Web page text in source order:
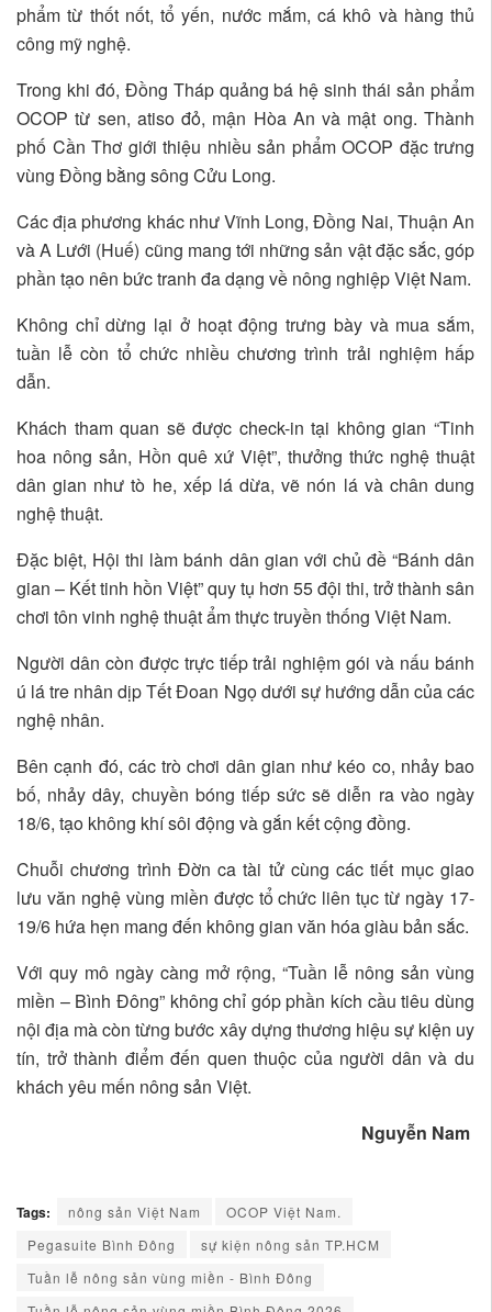
phẩm từ thốt nốt, tổ yến, nước mắm, cá khô và hàng thủ
công mỹ nghệ.
Trong khi đó, Đồng Tháp quảng bá hệ sinh thái sản phẩm
OCOP từ sen, atiso đỏ, mận Hòa An và mật ong. Thành
phố Cần Thơ giới thiệu nhiều sản phẩm OCOP đặc trưng
vùng Đồng bằng sông Cửu Long.
Các địa phương khác như Vĩnh Long, Đồng Nai, Thuận An
và A Lưới (Huế) cũng mang tới những sản vật đặc sắc, góp
phần tạo nên bức tranh đa dạng về nông nghiệp Việt Nam.
Không chỉ dừng lại ở hoạt động trưng bày và mua sắm,
tuần lễ còn tổ chức nhiều chương trình trải nghiệm hấp
dẫn.
Khách tham quan sẽ được check-in tại không gian “Tinh
hoa nông sản, Hồn quê xứ Việt”, thưởng thức nghệ thuật
dân gian như tò he, xếp lá dừa, vẽ nón lá và chân dung
nghệ thuật.
Đặc biệt, Hội thi làm bánh dân gian với chủ đề “Bánh dân
gian – Kết tinh hồn Việt” quy tụ hơn 55 đội thi, trở thành sân
chơi tôn vinh nghệ thuật ẩm thực truyền thống Việt Nam.
Người dân còn được trực tiếp trải nghiệm gói và nấu bánh
ú lá tre nhân dịp Tết Đoan Ngọ dưới sự hướng dẫn của các
nghệ nhân.
Bên cạnh đó, các trò chơi dân gian như kéo co, nhảy bao
bố, nhảy dây, chuyền bóng tiếp sức sẽ diễn ra vào ngày
18/6, tạo không khí sôi động và gắn kết cộng đồng.
Chuỗi chương trình Đờn ca tài tử cùng các tiết mục giao
lưu văn nghệ vùng miền được tổ chức liên tục từ ngày 17-
19/6 hứa hẹn mang đến không gian văn hóa giàu bản sắc.
Với quy mô ngày càng mở rộng, “Tuần lễ nông sản vùng
miền – Bình Đông” không chỉ góp phần kích cầu tiêu dùng
nội địa mà còn từng bước xây dựng thương hiệu sự kiện uy
tín, trở thành điểm đến quen thuộc của người dân và du
khách yêu mến nông sản Việt.
Nguyễn Nam
Tags: nông sản Việt Nam
OCOP Việt Nam.
Pegasuite Bình Đông
sự kiện nông sản TP.HCM
Tuần lễ nông sản vùng miền - Bình Đông